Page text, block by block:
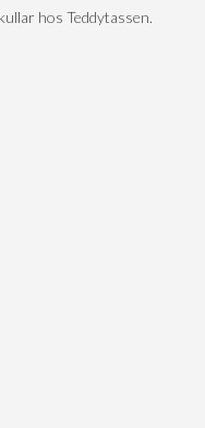
hos Teddytassen.